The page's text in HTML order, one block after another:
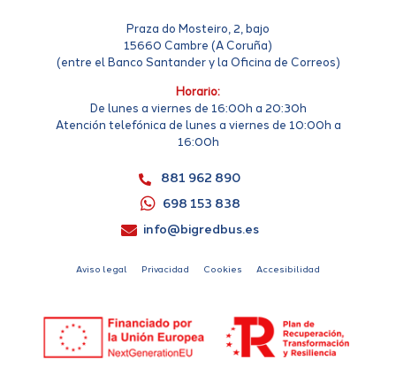
Praza do Mosteiro, 2, bajo
15660 Cambre (A Coruña)
(entre el Banco Santander y la Oficina de Correos)
Horario:
De lunes a viernes de 16:00h a 20:30h
Atención telefónica de lunes a viernes de 10:00h a
16:00h
881 962 890
698 153 838
info@bigredbus.es
Aviso legal Privacidad Cookies Accesibilidad